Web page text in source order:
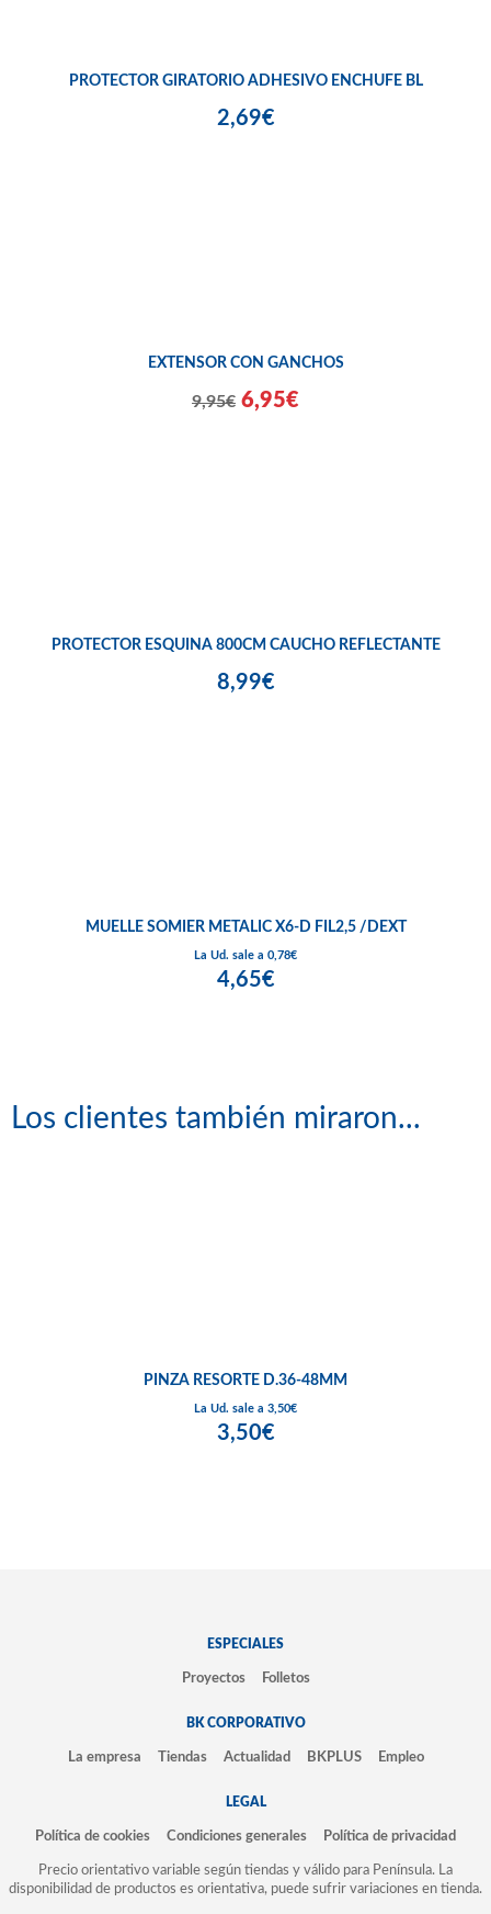
PROTECTOR GIRATORIO ADHESIVO ENCHUFE BL
2,69€
EXTENSOR CON GANCHOS
9,95€ 6,95€
PROTECTOR ESQUINA 800CM CAUCHO REFLECTANTE
8,99€
MUELLE SOMIER METALIC X6-D FIL2,5 /DEXT
La Ud. sale a 0,78€
4,65€
Los clientes también miraron...
PINZA RESORTE D.36-48MM
La Ud. sale a 3,50€
3,50€
ESPECIALES
Proyectos Folletos
BK CORPORATIVO
La empresa Tiendas Actualidad BKPLUS Empleo
LEGAL
Política de cookies Condiciones generales Política de privacidad
Precio orientativo variable según tiendas y válido para Península. La
disponibilidad de productos es orientativa, puede sufrir variaciones en tienda.